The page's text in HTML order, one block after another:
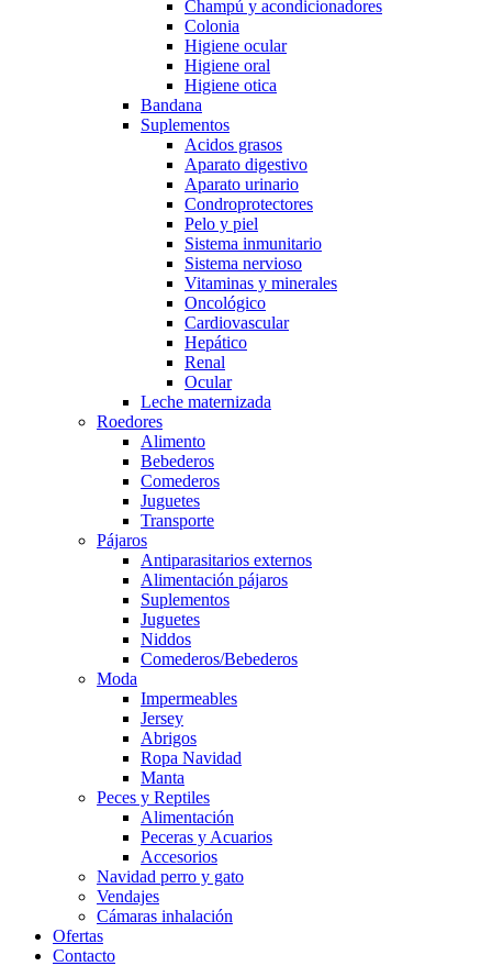
Champú y acondicionadores
Colonia
Higiene ocular
Higiene oral
Higiene otica
Bandana
Suplementos
Acidos grasos
Aparato digestivo
Aparato urinario
Condroprotectores
Pelo y piel
Sistema inmunitario
Sistema nervioso
Vitaminas y minerales
Oncológico
Cardiovascular
Hepático
Renal
Ocular
Leche maternizada
Roedores
Alimento
Bebederos
Comederos
Juguetes
Transporte
Pájaros
Antiparasitarios externos
Alimentación pájaros
Suplementos
Juguetes
Niddos
Comederos/Bebederos
Moda
Impermeables
Jersey
Abrigos
Ropa Navidad
Manta
Peces y Reptiles
Alimentación
Peceras y Acuarios
Accesorios
Navidad perro y gato
Vendajes
Cámaras inhalación
Ofertas
Contacto